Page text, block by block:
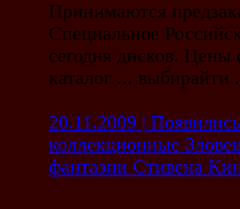
Принимаются
Специальное
сегодня дисков.
каталог ... выбирайти
20.11.2009 |
коллекционные
фантазии Стивена